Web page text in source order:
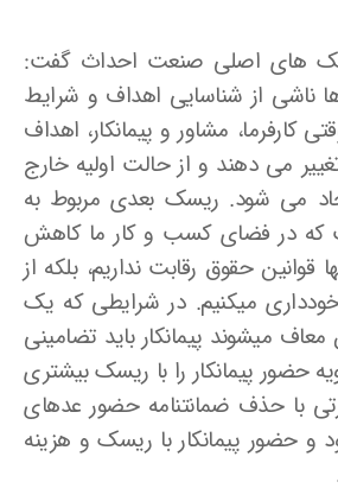
­های اصلی صنعت احداث گفت:
ناشی از شناسایی اهداف و شرایط
مشاور و پیمانکار، اهداف
می­ دهند و از حالت اولیه خارج
می­ شود. ریسک بعدی مربوط به
که در فضای کسب و کار ما کاهش
قوانین حقوق رقابت نداریم، بلکه از
می­کنیم. در شرایطی که یک
می­شوند پیمانکار باید تضامینی
حضور پیمانکار را با ریسک بیشتری
با حذف ضمانت­نامه حضور عده­ای
و حضور پیمانکار با ریسک و هزینه